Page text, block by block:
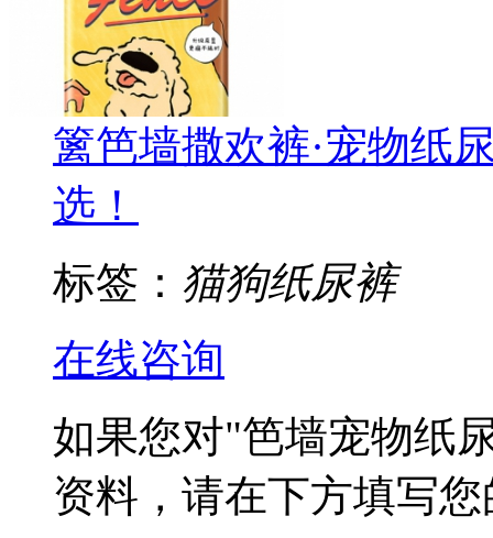
篱笆墙撒欢裤·宠物纸
选！
标签： 猫狗纸尿裤
在线咨询
如果您对"笆墙宠物纸
资料，请在下方填写